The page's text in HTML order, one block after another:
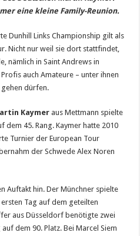
eine kleine Family-Reunion.
Dunhill Links Championship gilt als
Nicht nur weil sie dort stattfindet,
nämlich in Saint Andrews in
auch Amateure – unter ihnen
gehen dürfen.
Kaymer aus Mettmann spielte
dem 45. Rang. Kaymer hatte 2010
Turnier der European Tour
der Schwede Alex Noren
Auftakt hin. Der Münchner spielte
Tag auf dem geteilten
aus Düsseldorf benötigte zwei
dem 90. Platz. Bei Marcel Siem